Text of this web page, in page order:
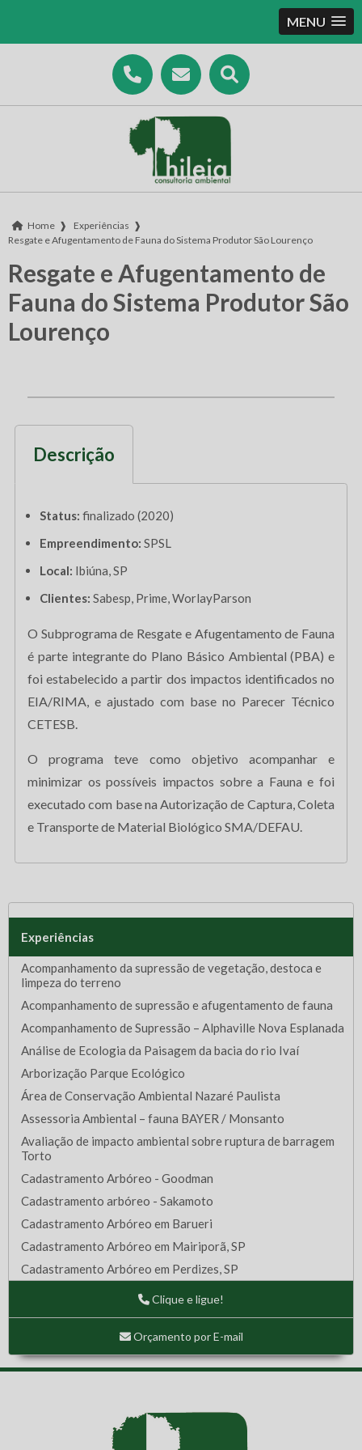
MENU
Home ❱ Experiências ❱
Resgate e Afugentamento de Fauna do Sistema Produtor São Lourenço
Resgate e Afugentamento de
Fauna do Sistema Produtor São
Lourenço
Descrição
Status: finalizado (2020)
Empreendimento: SPSL
Local: Ibiúna, SP
Clientes: Sabesp, Prime, WorlayParson
O Subprograma de Resgate e Afugentamento de Fauna
é parte integrante do Plano Básico Ambiental (PBA) e
foi estabelecido a partir dos impactos identificados no
EIA/RIMA, e ajustado com base no Parecer Técnico
CETESB.
O programa teve como objetivo acompanhar e
minimizar os possíveis impactos sobre a Fauna e foi
executado com base na Autorização de Captura, Coleta
e Transporte de Material Biológico SMA/DEFAU.
Experiências
Acompanhamento da supressão de vegetação, destoca e
limpeza do terreno
Acompanhamento de supressão e afugentamento de fauna
Acompanhamento de Supressão – Alphaville Nova Esplanada
Análise de Ecologia da Paisagem da bacia do rio Ivaí
Arborização Parque Ecológico
Área de Conservação Ambiental Nazaré Paulista
Assessoria Ambiental – fauna BAYER / Monsanto
Avaliação de impacto ambiental sobre ruptura de barragem
Torto
Cadastramento Arbóreo - Goodman
Cadastramento arbóreo - Sakamoto
Cadastramento Arbóreo em Barueri
Cadastramento Arbóreo em Mairiporã, SP
Cadastramento Arbóreo em Perdizes, SP
Cadastramento Arbóreo em São Bernardo do Campo - SP
Cadastramento Arbóreo em terreno de Osasco, SP
Cadastramento Arbóreo na Vila Sonia - SP
Caracterização da paisagem - fauna
Clique e ligue!
Orçamento por E-mail